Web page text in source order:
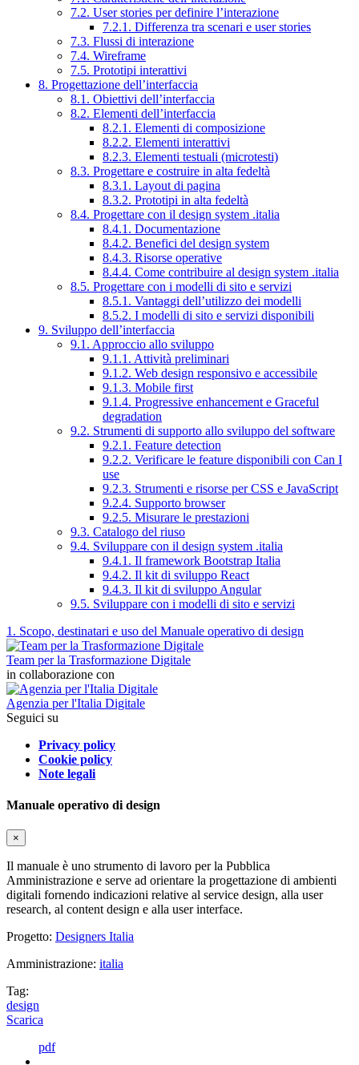
7.2. User stories per definire l’interazione
7.2.1. Differenza tra scenari e user stories
7.3. Flussi di interazione
7.4. Wireframe
7.5. Prototipi interattivi
8. Progettazione dell’interfaccia
8.1. Obiettivi dell’interfaccia
8.2. Elementi dell’interfaccia
8.2.1. Elementi di composizione
8.2.2. Elementi interattivi
8.2.3. Elementi testuali (microtesti)
8.3. Progettare e costruire in alta fedeltà
8.3.1. Layout di pagina
8.3.2. Prototipi in alta fedeltà
8.4. Progettare con il design system .italia
8.4.1. Documentazione
8.4.2. Benefici del design system
8.4.3. Risorse operative
8.4.4. Come contribuire al design system .italia
8.5. Progettare con i modelli di sito e servizi
8.5.1. Vantaggi dell’utilizzo dei modelli
8.5.2. I modelli di sito e servizi disponibili
9. Sviluppo dell’interfaccia
9.1. Approccio allo sviluppo
9.1.1. Attività preliminari
9.1.2. Web design responsivo e accessibile
9.1.3. Mobile first
9.1.4. Progressive enhancement e Graceful
degradation
9.2. Strumenti di supporto allo sviluppo del software
9.2.1. Feature detection
9.2.2. Verificare le feature disponibili con Can I
use
9.2.3. Strumenti e risorse per CSS e JavaScript
9.2.4. Supporto browser
9.2.5. Misurare le prestazioni
9.3. Catalogo del riuso
9.4. Sviluppare con il design system .italia
9.4.1. Il framework Bootstrap Italia
9.4.2. Il kit di sviluppo React
9.4.3. Il kit di sviluppo Angular
9.5. Sviluppare con i modelli di sito e servizi
1. Scopo, destinatari e uso del Manuale operativo di design
Team per la Trasformazione Digitale
in collaborazione con
Agenzia per l'Italia Digitale
Seguici su
Privacy policy
Cookie policy
Note legali
Manuale operativo di design
×
Il manuale è uno strumento di lavoro per la Pubblica
Amministrazione e serve ad orientare la progettazione di ambienti
digitali fornendo indicazioni relative al service design, alla user
research, al content design e alla user interface.
Progetto: Designers Italia
Amministrazione: italia
Tag:
design
Scarica
pdf